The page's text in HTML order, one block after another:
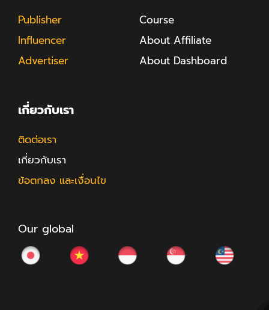
Publisher
Influencer
Advertiser
Course
About Affiliate
About Dashboard
เกี่ยวกับเรา
ติดต่อเรา
เกี่ยวกับเรา
ข้อตกลง และเงื่อนไข
Our global